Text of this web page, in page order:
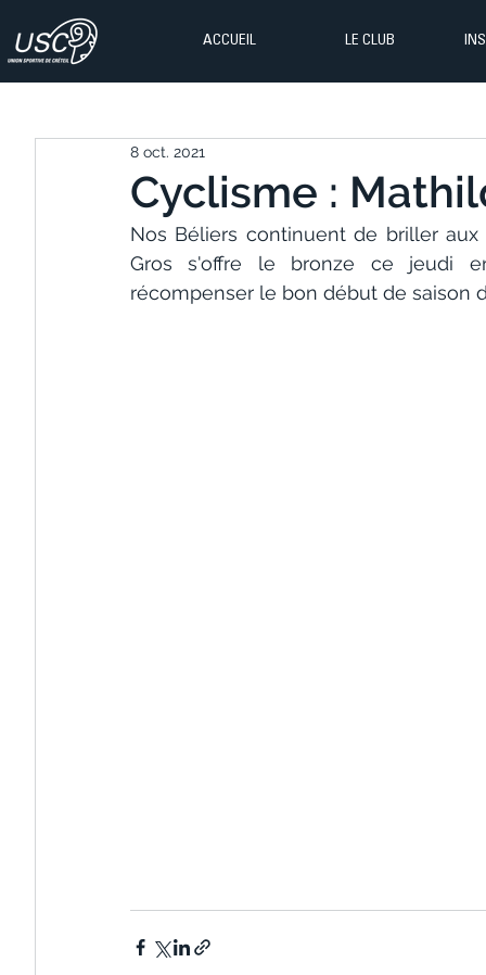
ACCUEIL LE CLUB
Cyclisme :
8 oct. 2021
Nos Béliers continuent de briller
Gros s'offre le bronze ce jeudi
récompenser le bon début de saison